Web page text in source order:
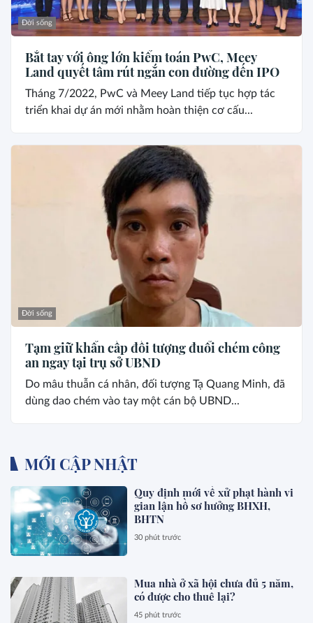
Đời sống
Bắt tay với ông lớn kiểm toán PwC, Meey
Land quyết tâm rút ngắn con đường đến IPO
Tháng 7/2022, PwC và Meey Land tiếp tục hợp tác
triển khai dự án mới nhằm hoàn thiện cơ cấu...
Đời sống
Tạm giữ khẩn cấp đối tượng đuổi chém công
an ngay tại trụ sở UBND
Do mâu thuẫn cá nhân, đối tượng Tạ Quang Minh, đã
dùng dao chém vào tay một cán bộ UBND...
MỚI CẬP NHẬT
Quy định mới về xử phạt hành vi
gian lận hồ sơ hưởng BHXH,
BHTN
30 phút trước
Mua nhà ở xã hội chưa đủ 5 năm,
có được cho thuê lại?
45 phút trước